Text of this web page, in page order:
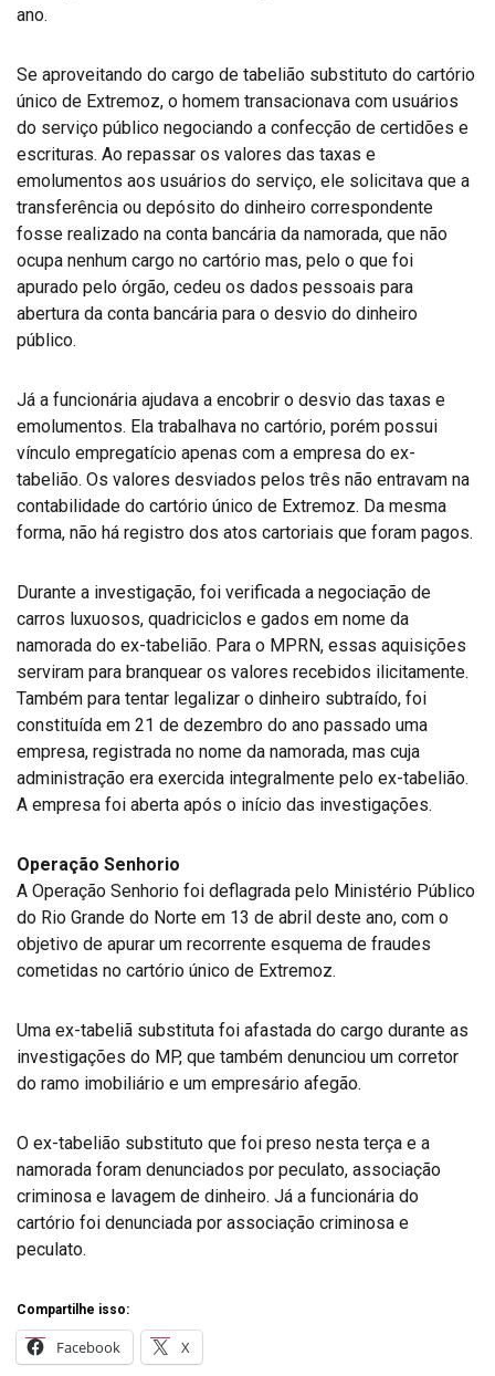
ano.
Se aproveitando do cargo de tabelião substituto do cartório
único de Extremoz, o homem transacionava com usuários
do serviço público negociando a confecção de certidões e
escrituras. Ao repassar os valores das taxas e
emolumentos aos usuários do serviço, ele solicitava que a
transferência ou depósito do dinheiro correspondente
fosse realizado na conta bancária da namorada, que não
ocupa nenhum cargo no cartório mas, pelo o que foi
apurado pelo órgão, cedeu os dados pessoais para
abertura da conta bancária para o desvio do dinheiro
público.
Já a funcionária ajudava a encobrir o desvio das taxas e
emolumentos. Ela trabalhava no cartório, porém possui
vínculo empregatício apenas com a empresa do ex-
tabelião. Os valores desviados pelos três não entravam na
contabilidade do cartório único de Extremoz. Da mesma
forma, não há registro dos atos cartoriais que foram pagos.
Durante a investigação, foi verificada a negociação de
carros luxuosos, quadriciclos e gados em nome da
namorada do ex-tabelião. Para o MPRN, essas aquisições
serviram para branquear os valores recebidos ilicitamente.
Também para tentar legalizar o dinheiro subtraído, foi
constituída em 21 de dezembro do ano passado uma
empresa, registrada no nome da namorada, mas cuja
administração era exercida integralmente pelo ex-tabelião.
A empresa foi aberta após o início das investigações.
Operação Senhorio
A Operação Senhorio foi deflagrada pelo Ministério Público
do Rio Grande do Norte em 13 de abril deste ano, com o
objetivo de apurar um recorrente esquema de fraudes
cometidas no cartório único de Extremoz.
Uma ex-tabeliã substituta foi afastada do cargo durante as
investigações do MP, que também denunciou um corretor
do ramo imobiliário e um empresário afegão.
O ex-tabelião substituto que foi preso nesta terça e a
namorada foram denunciados por peculato, associação
criminosa e lavagem de dinheiro. Já a funcionária do
cartório foi denunciada por associação criminosa e
peculato.
Compartilhe isso:
Facebook X